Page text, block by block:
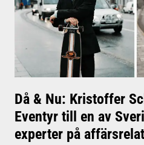
Då & Nu: Kristoffer
Eventyr till en av
experter på